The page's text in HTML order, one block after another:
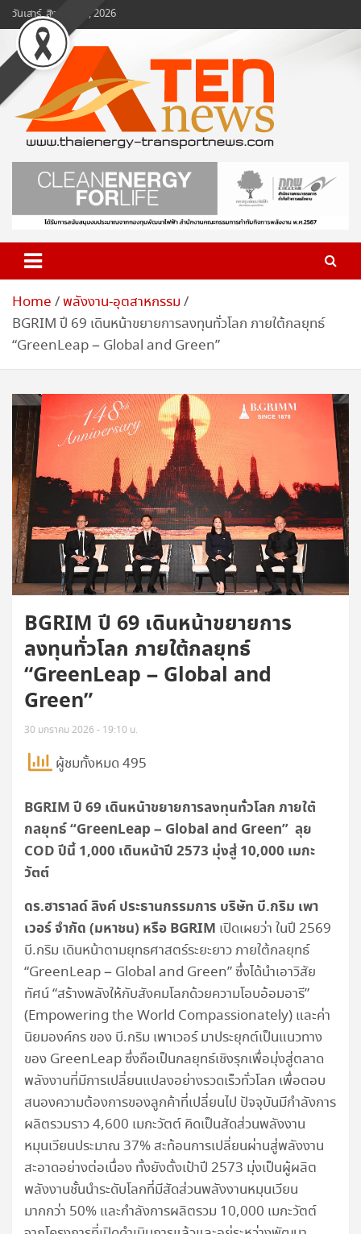
Skip
to
content
วันเสาร์, สิงหาคม 8, 2026
www.ten-news.com
ข่าวพลังงานและคมนาคม
Home พลังงาน-อุตสาหกรรม
BGRIM ปี 69 เดินหน้าขยายการลงทุนทั่วโลก ภายใต้กลยุทธ์
“GreenLeap – Global and Green”
BGRIM ปี 69 เดินหน้าขยายการ
ลงทุนทั่วโลก ภายใต้กลยุทธ์
“GreenLeap – Global and
Green”
30 มกราคม 2026 - 19:10 น.
ผู้ชมทั้งหมด 495
BGRIM ปี 69 เดินหน้าขยายการลงทุนทั่วโลก ภายใต้
กลยุทธ์ “GreenLeap – Global and Green” ลุย
COD ปีนี้ 1,000 เดินหน้าปี 2573 มุ่งสู่ 10,000 เมกะ
วัตต์
ดร.ฮาราลด์ ลิงค์ ประธานกรรมการ บริษัท บี.กริม เพา
เวอร์ จำกัด (มหาชน) หรือ BGRIM เปิดเผยว่า ในปี 2569
บี.กริม เดินหน้าตามยุทธศาสตร์ระยะยาว ภายใต้กลยุทธ์
“GreenLeap – Global and Green” ซึ่งได้นำเอาวิสัย
ทัศน์ “สร้างพลังให้กับสังคมโลกด้วยความโอบอ้อมอารี”
(Empowering the World Compassionately) และค่า
นิยมองค์กร ของ บี.กริม เพาเวอร์ มาประยุกต์เป็นแนวทาง
ของ GreenLeap ซึ่งถือเป็นกลยุทธ์เชิงรุกเพื่อมุ่งสู่ตลาด
พลังงานที่มีการเปลี่ยนแปลงอย่างรวดเร็วทั่วโลก เพื่อตอบ
สนองความต้องการของลูกค้าที่เปลี่ยนไป ปัจจุบันมีกำลังการ
ผลิตรวมราว 4,600 เมกะวัตต์ คิดเป็นสัดส่วนพลังงาน
หมุนเวียนประมาณ 37% สะท้อนการเปลี่ยนผ่านสู่พลังงาน
สะอาดอย่างต่อเนื่อง ทั้งยังตั้งเป้าปี 2573 มุ่งเป็นผู้ผลิต
พลังงานชั้นนำระดับโลกที่มีสัดส่วนพลังงานหมุนเวียน
มากกว่า 50% และกำลังการผลิตรวม 10,000 เมกะวัตต์